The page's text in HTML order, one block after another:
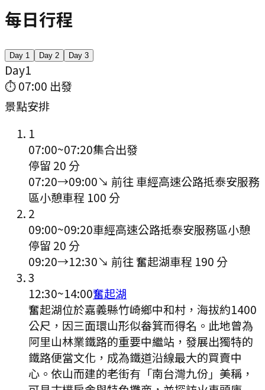
每日行程
Day 1 Day 2 Day 3
Day1
⏱07:00 出發
景點安排
1
07:00~07:20集合出發
停留 20 分
07:20→09:00↘ 前往 車經高速公路抵泰安服務
區小憩車程 100 分
2
09:00~09:20車經高速公路抵泰安服務區小憩
停留 20 分
09:20→12:30↘ 前往奮起湖車程 190 分
3
12:30~14:00奮起湖
奮起湖位於嘉義縣竹崎鄉中和村，海拔約1400
公尺，因三面環山形似畚箕而得名。此地曾為
阿里山林業鐵路的重要中繼站，發展出獨特的
鐵路便當文化，成為鐵道沿線最大的買賣中
心。依山而建的老街有「南台灣九份」美稱，